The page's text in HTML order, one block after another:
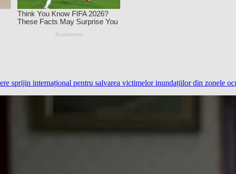
sprijin internațional pentru salvarea victimelor inundațiilor din zonele